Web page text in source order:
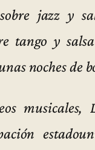
jazz y
tango y
noches de